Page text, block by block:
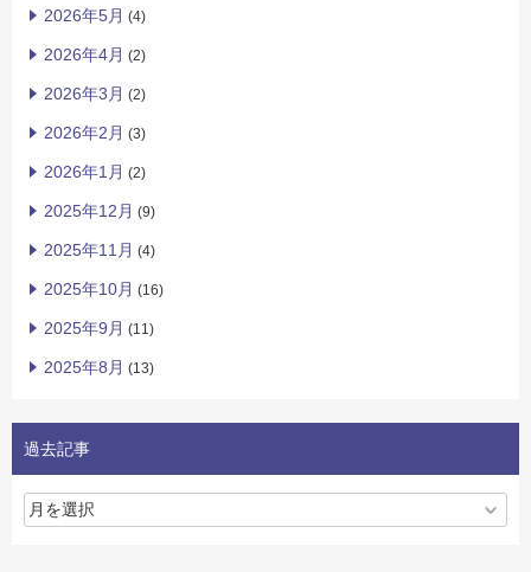
2026年5月 (4)
2026年4月 (2)
2026年3月 (2)
2026年2月 (3)
2026年1月 (2)
2025年12月 (9)
2025年11月 (4)
2025年10月 (16)
2025年9月 (11)
2025年8月 (13)
過去記事